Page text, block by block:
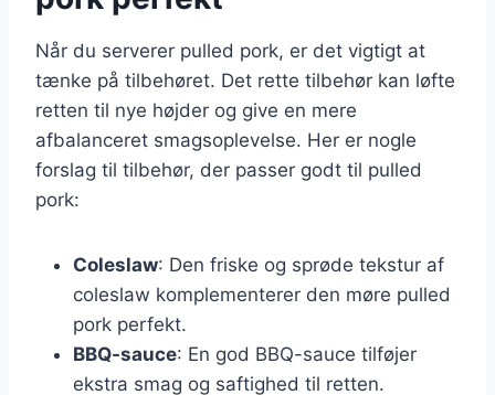
Når du serverer pulled pork, er det vigtigt at
tænke på tilbehøret. Det rette tilbehør kan løfte
retten til nye højder og give en mere
afbalanceret smagsoplevelse. Her er nogle
forslag til tilbehør, der passer godt til pulled
pork:
Coleslaw: Den friske og sprøde tekstur af
coleslaw komplementerer den møre pulled
pork perfekt.
BBQ-sauce: En god BBQ-sauce tilføjer
ekstra smag og saftighed til retten.